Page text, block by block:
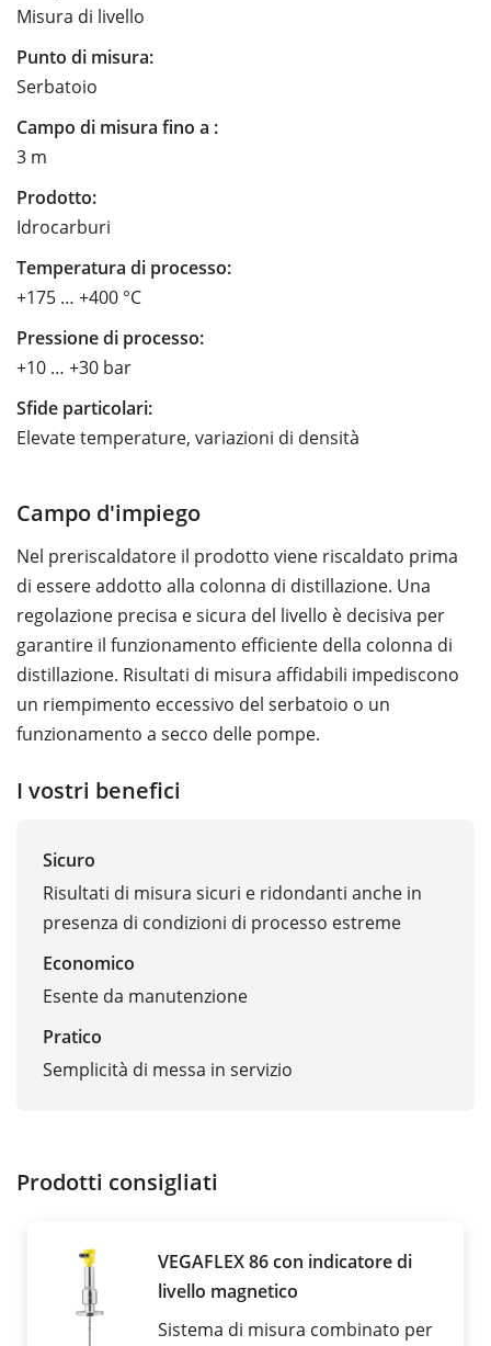
Misura di livello
Punto di misura:
Serbatoio
Campo di misura fino a :
3 m
Prodotto:
Idrocarburi
Temperatura di processo:
+175 … +400 °C
Pressione di processo:
+10 … +30 bar
Sfide particolari:
Elevate temperature, variazioni di densità
Campo d'impiego
Nel preriscaldatore il prodotto viene riscaldato prima
di essere addotto alla colonna di distillazione. Una
regolazione precisa e sicura del livello è decisiva per
garantire il funzionamento efficiente della colonna di
distillazione. Risultati di misura affidabili impediscono
un riempimento eccessivo del serbatoio o un
funzionamento a secco delle pompe.
I vostri benefici
Sicuro
Risultati di misura sicuri e ridondanti anche in
presenza di condizioni di processo estreme
Economico
Esente da manutenzione
Pratico
Semplicità di messa in servizio
Prodotti consigliati
VEGAFLEX 86 con indicatore di
livello magnetico
Sistema di misura combinato per